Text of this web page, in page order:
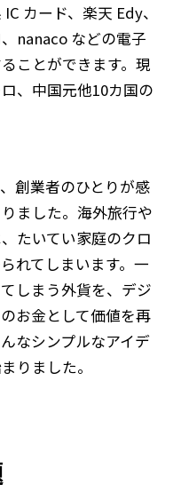
カード、楽天 Edy、
nanaco などの電子
ことができます。現
、中国元他10カ国の
創業者のひとりが感
ました。海外旅行や
たいてい家庭のクロ
れてしまいます。一
しまう外貨を、デジ
お金として価値を再
なシンプルなアイデ
りました。